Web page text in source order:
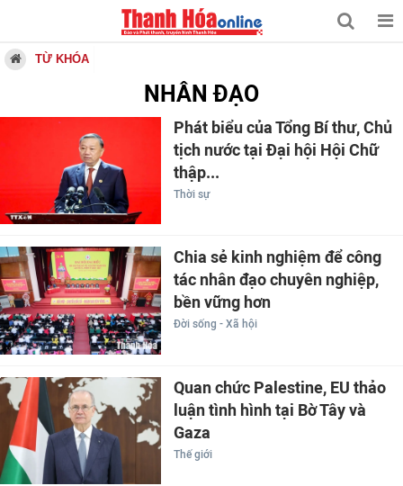
TỪ KHÓA
NHÂN ĐẠO
Phát biểu của Tổng Bí thư, Chủ
tịch nước tại Đại hội Hội Chữ
thập...
Thời sự
Chia sẻ kinh nghiệm để công
tác nhân đạo chuyên nghiệp,
bền vững hơn
Đời sống - Xã hội
Quan chức Palestine, EU thảo
luận tình hình tại Bờ Tây và
Gaza
Thế giới